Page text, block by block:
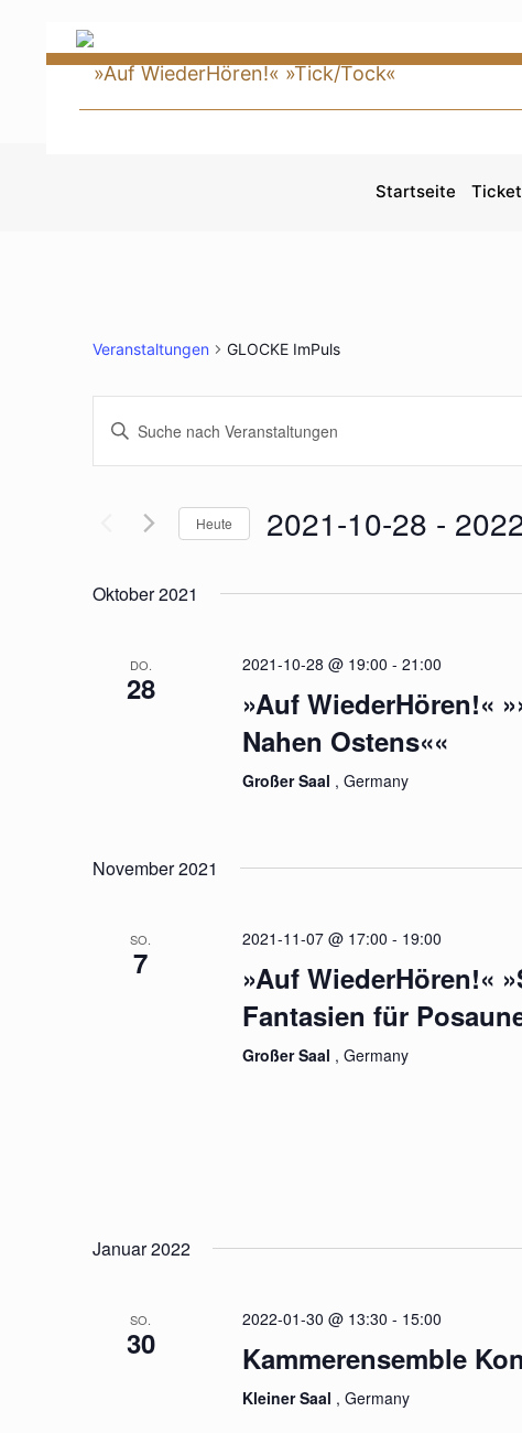
Startseite
Veranstaltungen GLOCKE ImPuls
VERANSTALTUNGEN
SUCHE
ANSICHTEN,
Bitte
Suche
Heute 2021-10-28 -
wählen.
Oktober 2021
DO.
28
2021-10-28 @ 19:00 - 21:00
»Auf WiederHören!«
Nahen Ostens««
Großer Saal , Germany
November 2021
SO.
7
2021-11-07 @ 17:00 - 19:00
»Auf WiederHören!«
Fantasien für
Großer Saal , Germany
Januar 2022
SO.
30
2022-01-30 @ 13:30 - 15:00
Kammerensemble
Kleiner Saal , Germany